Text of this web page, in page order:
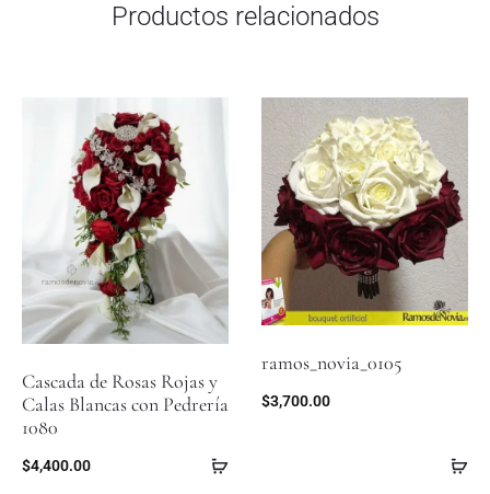
Productos relacionados
Cascada de Rosas Rojas y
Calas Blancas con Pedrería
1080
$4,400.00
ramos_novia_0105
$3,700.00